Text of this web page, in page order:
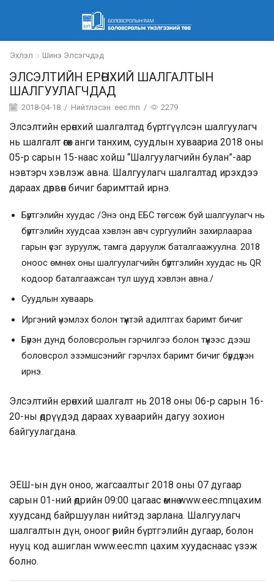
Эхлэл Шинэ Элсэгчдэд
ЭЛСЭЛТИЙН ЕРӨНХИЙ ШАЛГАЛТЫН
ШАЛГУУЛАГЧДАД
2018-04-18 / Нийтлэсэн eec.mn / 2279
Элсэлтийн ерөнхий шалгалтад бүртгүүлсэн шалгуулагч
нь шалгалт өгөх анги танхим, суудлын хуваариа 2018 оны
05-р сарын 15-наас хойш “Шалгуулагчийн булан”-аар
нэвтэрч хэвлэж авна. Шалгуулагч шалгалтад ирэхдээ
дараах дөрвөн бичиг баримттай ирнэ.
Бүртгэлийн хуудас /Энэ онд ЕБС төгсөж буй шалгуулагч нь
бүртгэлийн хуудсаа хэвлэн авч сургуулийн захирлаараа
гарын үсэг зуруулж, тамга даруулж баталгаажуулна. 2018
оноос өмнөх оны шалгуулагчийн бүртгэлийн хуудас нь QR
кодоор баталгаажсан тул шууд хэвлэн авна./
Суудлын хуваарь
Иргэний үнэмлэх болон түүнтэй адилтгах баримт бичиг
Бүрэн дунд боловсролын гэрчилгээ болон түүнээс дээш
боловсрол эзэмшсэнийг гэрчлэх баримт бичиг бүрдүүлэн
ирнэ.
Элсэлтийн ерөнхий шалгалт нь 2018 оны 06-р сарын 16-
20-ны өдрүүдэд дараах хуваарийн дагуу зохион
байгуулагдана.
ЭЕШ-ын дүн оноо, жагсаалтыг 2018 оны 07 дугаар
сарын 01-ний өдрийн 09:00 цагаас өмнөwww.eec.mnцахим
хуудсанд байршуулан нийтэд зарлана. Шалгуулагч
шалгалтын дүн, оноог өөрийн бүртгэлийн дугаар, болон
нууц код ашиглан www.eec.mn цахим хуудаснаас үзэж
болно.